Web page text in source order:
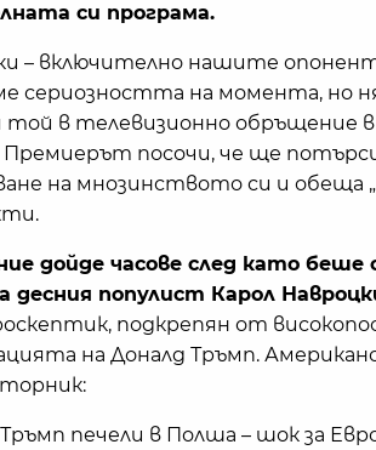
си програма.
– включително нашите
сериозността на момента, но
той в телевизионно обръщение
Премиерът посочи, че ще
на мнозинството си и обеща
дойде часове след като
десния популист Карол
подкрепян от
на Доналд Тръмп.
печели в Полша – шок за